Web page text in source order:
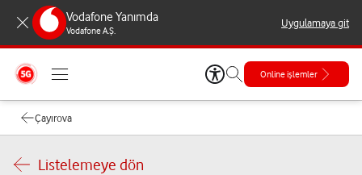
Vodafone Yanımda
Vodafone A.Ş.
Uygulamaya git
Online işlemler
Çayırova
Listelemeye dön